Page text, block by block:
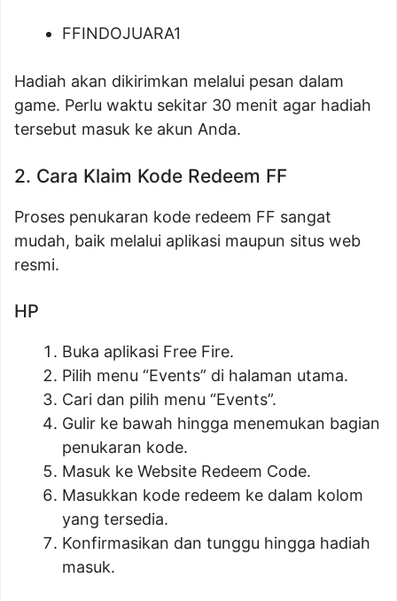
FFINDOJUARA1
Hadiah akan dikirimkan melalui pesan dalam
game. Perlu waktu sekitar 30 menit agar hadiah
tersebut masuk ke akun Anda.
2. Cara Klaim Kode Redeem FF
Proses penukaran kode redeem FF sangat
mudah, baik melalui aplikasi maupun situs web
resmi.
HP
Buka aplikasi Free Fire.
Pilih menu “Events” di halaman utama.
Cari dan pilih menu “Events”.
Gulir ke bawah hingga menemukan bagian
penukaran kode.
Masuk ke Website Redeem Code.
Masukkan kode redeem ke dalam kolom
yang tersedia.
Konfirmasikan dan tunggu hingga hadiah
masuk.